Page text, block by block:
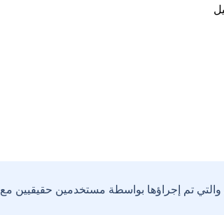
تم إجراؤها بواسطة مستخدمين حقيقيين مع